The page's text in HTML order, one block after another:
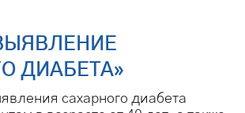
ДИАБЕТА»
сахарного диабета